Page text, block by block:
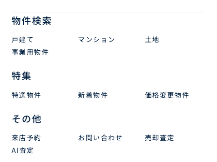
物件検索
戸建て マンション
土地
事業用物件
特集
特選物件 新着物件 価格変更物件
その他
来店予約 お問い合わせ
売却査定
AI査定